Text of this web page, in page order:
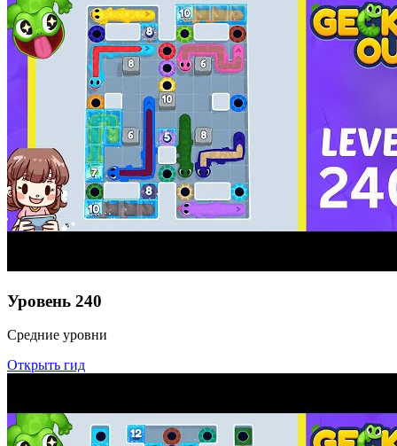
Уровень 240
Средние уровни
Открыть гид